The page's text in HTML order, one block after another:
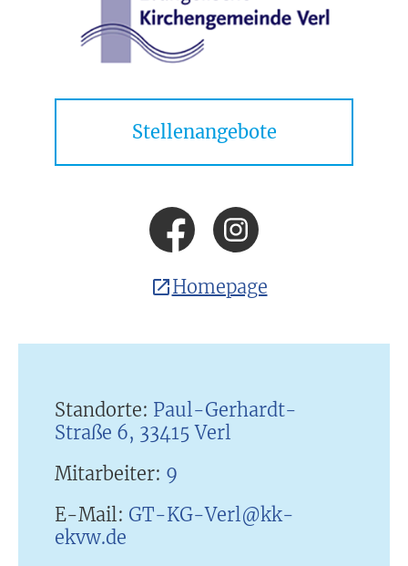
Stellenangebote
Homepage
Standorte: Paul-Gerhardt-
Straße 6, 33415 Verl
Mitarbeiter: 9
E-Mail: GT-KG-Verl@kk-
ekvw.de